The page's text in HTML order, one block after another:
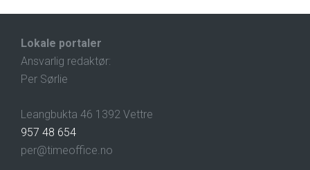
Lokale portaler
Ansvarlig redaktør:
Per Sørlie
Leangbukta 46 1392 Vettre
957 48 654
per@timeoffice.no